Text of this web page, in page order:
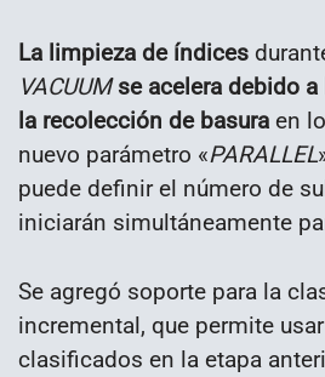
La limpieza de índices
VACUUMse acelera debido
la recolección de basura en
nuevo parámetro «PARALLEL
puede definir el número de
iniciarán simultáneamente
Se agregó soporte para la
incremental, que permite
clasificados en la etapa